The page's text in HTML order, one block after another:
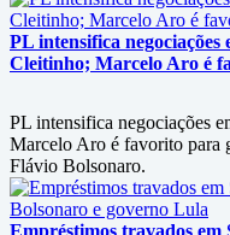
PL intensifica negociações
Cleitinho; Marcelo Aro é
PL intensifica negociações
Marcelo Aro é favorito para
Flávio Bolsonaro.
Empréstimos travados